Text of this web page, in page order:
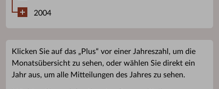
2004
Klicken Sie auf das „Plus“ vor einer Jahreszahl, um die
Monatsübersicht zu sehen, oder wählen Sie direkt ein
Jahr aus, um alle Mitteilungen des Jahres zu sehen.